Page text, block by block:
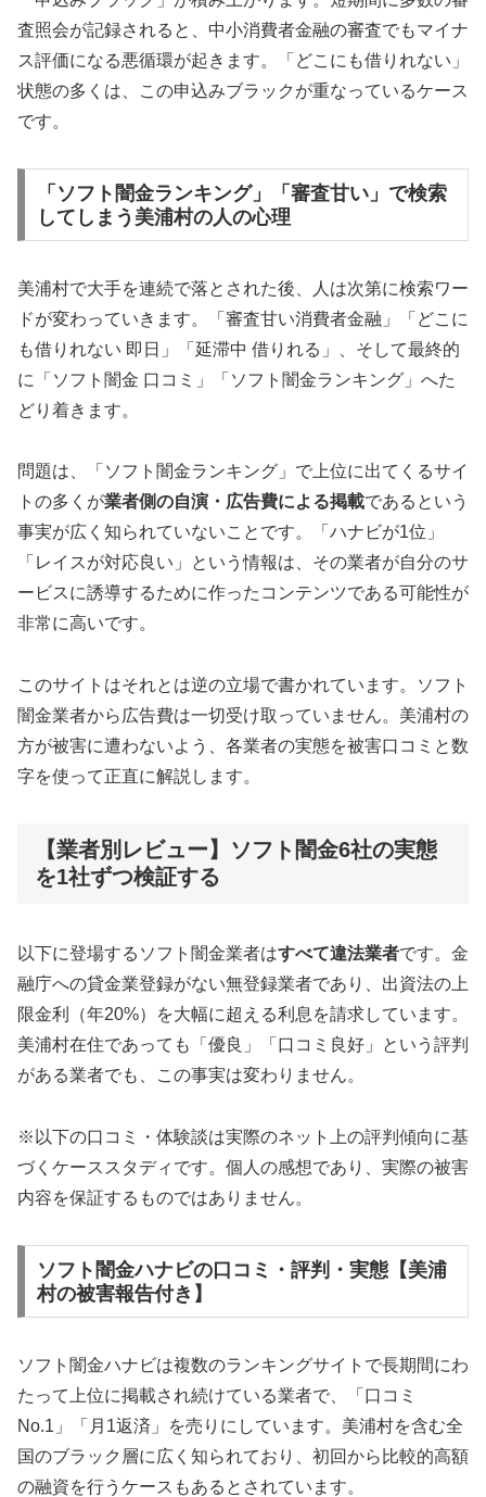
査照会が記録されると、中小消費者金融の審査でもマイナ
ス評価になる悪循環が起きます。「どこにも借りれない」
状態の多くは、この申込みブラックが重なっているケース
です。
「ソフト闇金ランキング」「審査甘い」で検索
してしまう美浦村の人の心理
美浦村で大手を連続で落とされた後、人は次第に検索ワー
ドが変わっていきます。「審査甘い消費者金融」「どこに
も借りれない 即日」「延滞中 借りれる」、そして最終的
に「ソフト闇金 口コミ」「ソフト闇金ランキング」へた
どり着きます。
問題は、「ソフト闇金ランキング」で上位に出てくるサイ
トの多くが業者側の自演・広告費による掲載であるという
事実が広く知られていないことです。「ハナビが1位」
「レイスが対応良い」という情報は、その業者が自分のサ
ービスに誘導するために作ったコンテンツである可能性が
非常に高いです。
このサイトはそれとは逆の立場で書かれています。ソフト
闇金業者から広告費は一切受け取っていません。美浦村の
方が被害に遭わないよう、各業者の実態を被害口コミと数
字を使って正直に解説します。
【業者別レビュー】ソフト闇金6社の実態
を1社ずつ検証する
以下に登場するソフト闇金業者はすべて違法業者です。金
融庁への貸金業登録がない無登録業者であり、出資法の上
限金利（年20%）を大幅に超える利息を請求しています。
美浦村在住であっても「優良」「口コミ良好」という評判
がある業者でも、この事実は変わりません。
※以下の口コミ・体験談は実際のネット上の評判傾向に基
づくケーススタディです。個人の感想であり、実際の被害
内容を保証するものではありません。
ソフト闇金ハナビの口コミ・評判・実態【美浦
村の被害報告付き】
ソフト闇金ハナビは複数のランキングサイトで長期間にわ
たって上位に掲載され続けている業者で、「口コミ
No.1」「月1返済」を売りにしています。美浦村を含む全
国のブラック層に広く知られており、初回から比較的高額
の融資を行うケースもあるとされています。